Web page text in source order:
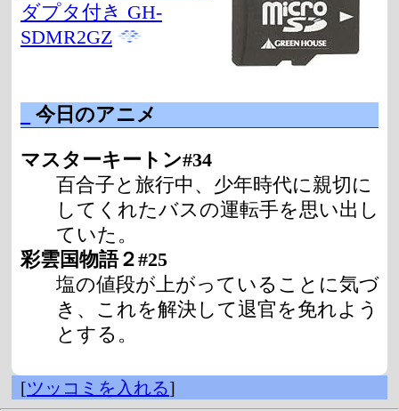
ダプタ付き GH-
SDMR2GZ
今日のアニメ
マスターキートン#34
百合子と旅行中、少年時代に親切に
してくれたバスの運転手を思い出し
ていた。
彩雲国物語２#25
塩の値段が上がっていることに気づ
き、これを解決して退官を免れよう
とする。
[ツッコミを入れる]